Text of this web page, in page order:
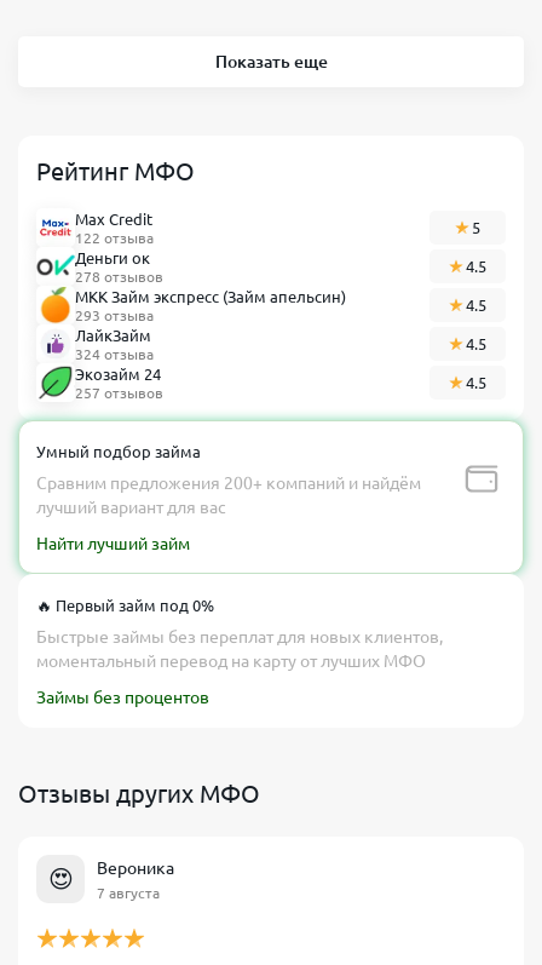
Показать еще
Рейтинг МФО
Max Credit
122 отзыва
5
Деньги ок
278 отзывов
4.5
МКК Займ экспресс (Займ апельсин)
293 отзыва
4.5
ЛайкЗайм
324 отзыва
4.5
Экозайм 24
257 отзывов
4.5
Умный подбор займа
Сравним предложения 200+ компаний и найдём
лучший вариант для вас
Найти лучший займ
🔥 Первый займ под 0%
Быстрые займы без переплат для новых клиентов,
моментальный перевод на карту от лучших МФО
Займы без процентов
Отзывы других МФО
😍 Вероника
7 августа